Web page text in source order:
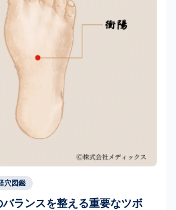
穴図鑑
バランスを整える重要なツボ